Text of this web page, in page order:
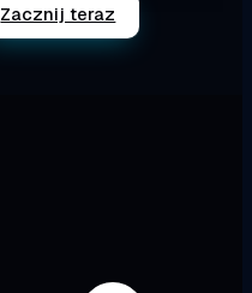
Zacznij teraz